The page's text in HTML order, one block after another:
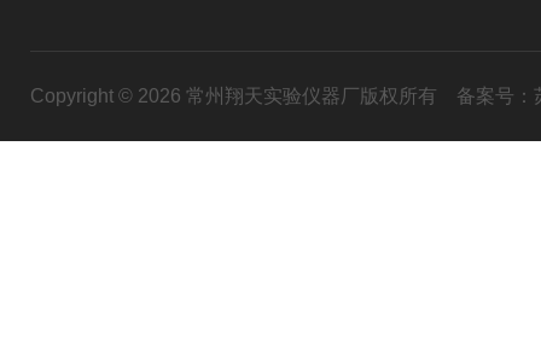
Copyright © 2026 常州翔天实验仪器厂版权所有 备案号：